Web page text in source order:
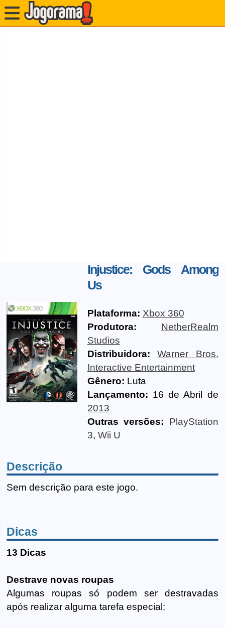
Injustice: Gods Among
Us
Plataforma: Xbox 360
Produtora:
NetherRealm
Studios
Distribuidora:
Warner Bros.
Interactive Entertainment
Gênero: Luta
Lançamento: 16 de Abril de
2013
Outras versões:
PlayStation
3, Wii U
Descrição
Sem descrição para este jogo.
Dicas
13 Dicas
Destrave novas roupas
Algumas roupas só podem ser destravadas
após realizar alguma tarefa especial: